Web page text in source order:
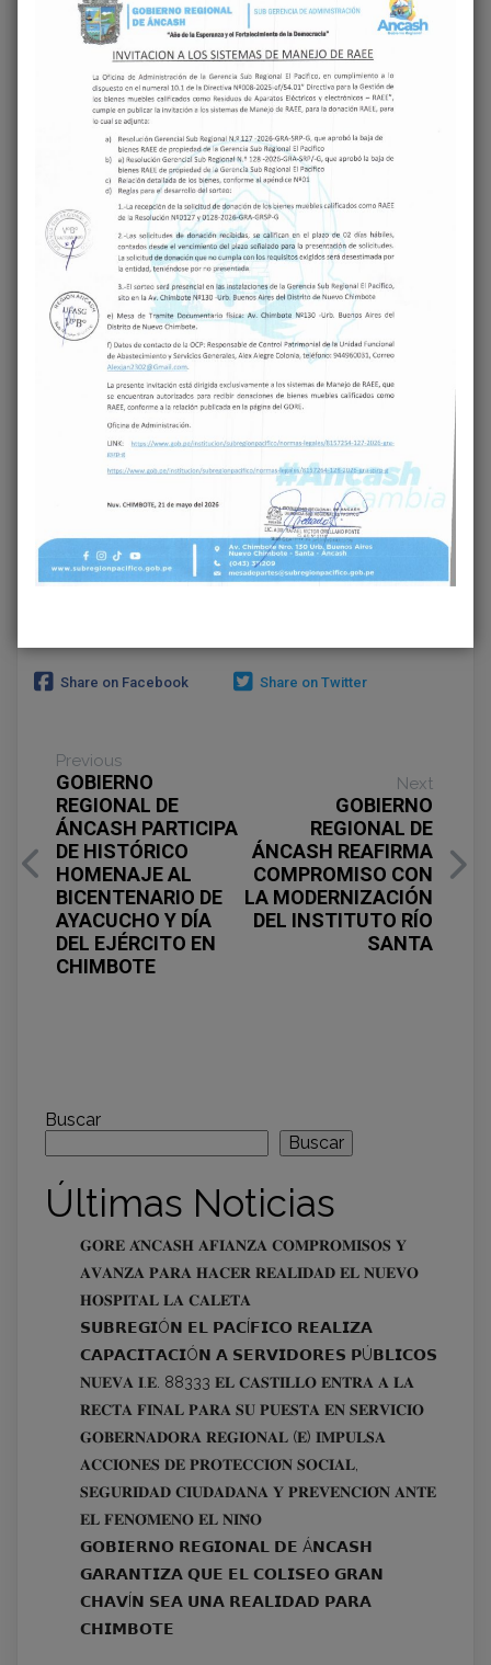
condiciones favorables para el desarrollo
socioeconómico de estas localidades.
Share on Facebook Share on Twitter
Previous
GOBIERNO
REGIONAL DE
ÁNCASH PARTICIPA
DE HISTÓRICO
HOMENAJE AL
BICENTENARIO DE
AYACUCHO Y DÍA
DEL EJÉRCITO EN
CHIMBOTE
Next
GOBIERNO
REGIONAL DE
ÁNCASH REAFIRMA
COMPROMISO CON
LA MODERNIZACIÓN
DEL INSTITUTO RÍO
SANTA
Buscar
Buscar
Últimas Noticias
𝐆𝐎𝐑𝐄 𝐀́𝐍𝐂𝐀𝐒𝐇 𝐀𝐅𝐈𝐀𝐍𝐙𝐀 𝐂𝐎𝐌𝐏𝐑𝐎𝐌𝐈𝐒𝐎𝐒 𝐘
𝐀𝐕𝐀𝐍𝐙𝐀 𝐏𝐀𝐑𝐀 𝐇𝐀𝐂𝐄𝐑 𝐑𝐄𝐀𝐋𝐈𝐃𝐀𝐃 𝐄𝐋 𝐍𝐔𝐄𝐕𝐎
𝐇𝐎𝐒𝐏𝐈𝐓𝐀𝐋 𝐋𝐀 𝐂𝐀𝐋𝐄𝐓𝐀
𝗦𝗨𝗕𝗥𝗘𝗚𝗜Ó𝗡 𝗘𝗟 𝗣𝗔𝗖Í𝗙𝗜𝗖𝗢 𝗥𝗘𝗔𝗟𝗜𝗭𝗔
𝗖𝗔𝗣𝗔𝗖𝗜𝗧𝗔𝗖𝗜Ó𝗡 𝗔 𝗦𝗘𝗥𝗩𝗜𝗗𝗢𝗥𝗘𝗦 𝗣Ú𝗕𝗟𝗜𝗖𝗢𝗦
𝐍𝐔𝐄𝐕𝐀 𝐈.𝐄. 88333 𝐄𝐋 𝐂𝐀𝐒𝐓𝐈𝐋𝐋𝐎 𝐄𝐍𝐓𝐑𝐀 𝐀 𝐋𝐀
𝐑𝐄𝐂𝐓𝐀 𝐅𝐈𝐍𝐀𝐋 𝐏𝐀𝐑𝐀 𝐒𝐔 𝐏𝐔𝐄𝐒𝐓𝐀 𝐄𝐍 𝐒𝐄𝐑𝐕𝐈𝐂𝐈𝐎
𝐆𝐎𝐁𝐄𝐑𝐍𝐀𝐃𝐎𝐑𝐀 𝐑𝐄𝐆𝐈𝐎𝐍𝐀𝐋 (𝐄) 𝐈𝐌𝐏𝐔𝐋𝐒𝐀
𝐀𝐂𝐂𝐈𝐎𝐍𝐄𝐒 𝐃𝐄 𝐏𝐑𝐎𝐓𝐄𝐂𝐂𝐈𝐎́𝐍 𝐒𝐎𝐂𝐈𝐀𝐋,
𝐒𝐄𝐆𝐔𝐑𝐈𝐃𝐀𝐃 𝐂𝐈𝐔𝐃𝐀𝐃𝐀𝐍𝐀 𝐘 𝐏𝐑𝐄𝐕𝐄𝐍𝐂𝐈𝐎́𝐍 𝐀𝐍𝐓𝐄
𝐄𝐋 𝐅𝐄𝐍𝐎́𝐌𝐄𝐍𝐎 𝐄𝐋 𝐍𝐈𝐍̃𝐎
𝗚𝗢𝗕𝗜𝗘𝗥𝗡𝗢 𝗥𝗘𝗚𝗜𝗢𝗡𝗔𝗟 𝗗𝗘 Á𝗡𝗖𝗔𝗦𝗛
𝗚𝗔𝗥𝗔𝗡𝗧𝗜𝗭𝗔 𝗤𝗨𝗘 𝗘𝗟 𝗖𝗢𝗟𝗜𝗦𝗘𝗢 𝗚𝗥𝗔𝗡
𝗖𝗛𝗔𝗩Í𝗡 𝗦𝗘𝗔 𝗨𝗡𝗔 𝗥𝗘𝗔𝗟𝗜𝗗𝗔𝗗 𝗣𝗔𝗥𝗔
𝗖𝗛𝗜𝗠𝗕𝗢𝗧𝗘